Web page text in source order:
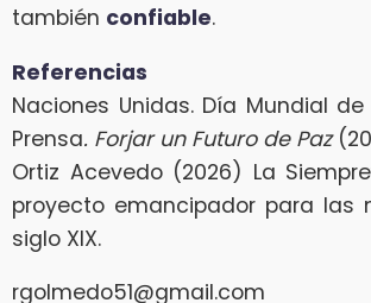
también confiable.
Referencias
Naciones Unidas. Día Mundial
Prensa. Forjar un Futuro de Paz
Ortiz Acevedo (2026) La
proyecto emancipador para las
siglo XIX.
rgolmedo51@gmail.com